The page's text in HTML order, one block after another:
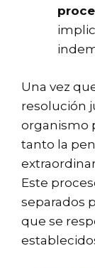
Una vez
resolución
organismo
tanto la
Este
separados
que se